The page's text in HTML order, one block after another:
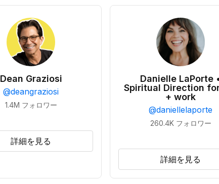
Dean Graziosi
@deangraziosi
1.4M フォロワー
詳細を見る
Danielle LaPorte
Spiritual Direction
+ work
@daniellelaporte
260.4K フォロワー
詳細を見る